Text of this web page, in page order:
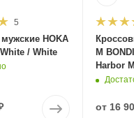
5
HOKA
/ White
M
Harbor
от 16